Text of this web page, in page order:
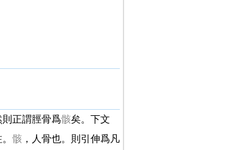
則正謂脛骨爲骸矣。下文
骸，人骨也。則引伸爲凡